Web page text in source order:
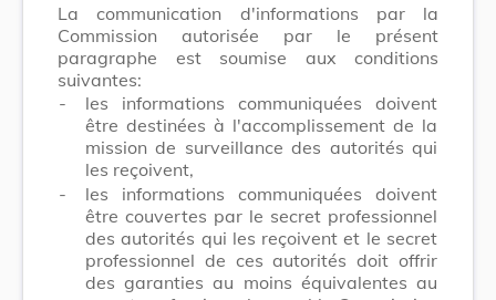
La communication d'informations par la
Commission autorisée par le présent
paragraphe est soumise aux conditions
suivantes:
-
les informations communiquées doivent
être destinées à l'accomplissement de la
mission de surveillance des autorités qui
les reçoivent,
-
les informations communiquées doivent
être couvertes par le secret professionnel
des autorités qui les reçoivent et le secret
professionnel de ces autorités doit offrir
des garanties au moins équivalentes au